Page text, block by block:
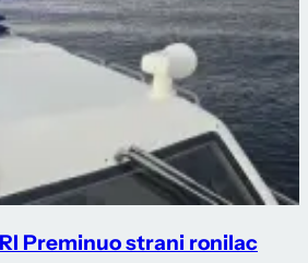
Preminuo strani ronilac